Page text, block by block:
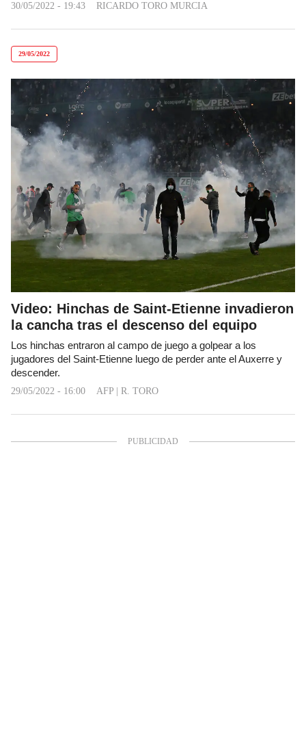
30/05/2022 - 19:43 RICARDO TORO MURCIA
29/05/2022
Video: Hinchas de Saint-Etienne invadieron
la cancha tras el descenso del equipo
Los hinchas entraron al campo de juego a golpear a los
jugadores del Saint-Etienne luego de perder ante el Auxerre y
descender.
29/05/2022 - 16:00 AFP | R. TORO